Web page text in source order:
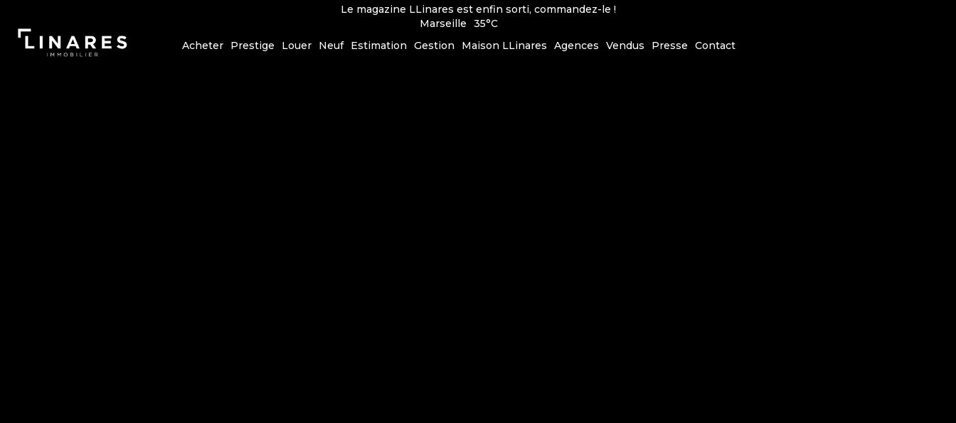
Le magazine LLinares est enfin sorti, commandez-le !
Marseille
35°C
Acheter
Prestige Louer Neuf Estimation Gestion Maison LLinares Agences Vendus Presse Contact